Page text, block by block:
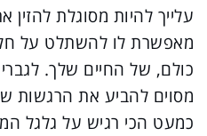
עלייך להיות מסוגלת
מאפשרת לו להשתלט על
כולם, של החיים שלך.
מסוים להביע את הרגשות
כמעט הכי רגיש על גלגל